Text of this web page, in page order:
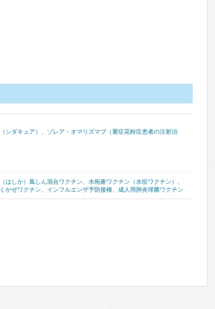
シダキュア） 、 ゾレア・オマリズマブ（重症花粉症患者の注射治
はしか）風しん混合ワクチン、 水疱瘡ワクチン（水痘ワクチン） 、
かぜワクチン、 インフルエンザ予防接種、 成人用肺炎球菌ワクチン